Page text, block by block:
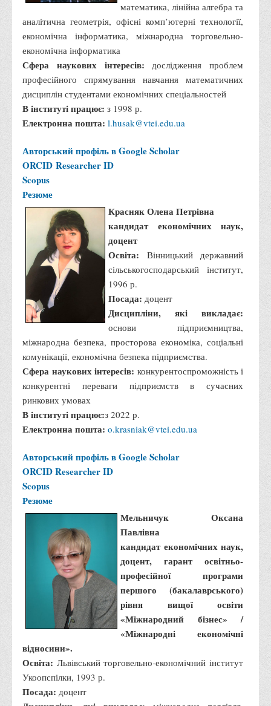
Перелік предметних тестів єдиного вступного фахового
випробування для вступу для здобуття ступеня магістра на
основі НРК6, НРК7
Положення про організацію та проведення вступних
випробувань
Відеозаписи вступних випробувань
Вступникам з ТОТ
Ми в Telegram
Життя інституту
Рада студентського самоврядування
Студентський туристичний клуб "Way to Freedom"
Студентське наукове товариство «ВАТРА»
Асоціація випускників та друзів
Анкета випускника 2020-2026 років
Анкета випускника минулих років
Первинна профспілкова організація
Юридична клініка
Наші досягнення
Літературна сторінка
ВТЕІ волонтерить
ДТЕУ
Історія та місія університету
Структура університету
Адміністрація університету
Університет в рейтингах ЗВО України
Офіційний сайт університету
Фотогалерея
Відеогалерея
ВТЕІ у ЗМІ
математика, лінійна алгебра та
аналітична геометрія, офісні комп’ютерні технології,
економічна інформатика, міжнародна торговельно-
економічна інформатика
Сфера наукових інтересів:дослідження проблем
професійного спрямування навчання математичних
дисциплін студентами економічних спеціальностей
В інституті працює: з 1998 р.
Електронна пошта: l.husak@vtei.edu.ua
Авторський профіль в Google Scholar
ORCID Researcher ID
Scopus
Резюме
Красняк Олена Петрівна
кандидат економічних наук,
доцент
Освіта: Вінницький державний
сільськогосподарський інститут,
1996 р.
Посада: доцент
Дисципліни, які викладає:
основи підприємництва,
міжнародна безпека, просторова економіка, соціальні
комунікації, економічна безпека підприємства.
Сфера наукових інтересів: конкурентоспроможність і
конкурентні переваги підприємств в сучасних
ринкових умовах
В інституті працює:з 2022 р.
Електронна пошта: o.krasniak@vtei.edu.ua
Авторський профіль в Google Scholar
ORCIDResearcher ID
Scopus
Резюме
Мельничук Оксана
Павлівна
кандидат економічних наук,
доцент, гарант освітньо-
професійної програми
першого (бакалаврського)
рівня вищої освіти
«Міжнародний бізнес» /
«Міжнародні економічні
відносини».
Освіта: Львівський торговельно-економічний інститут
Укоопспілки, 1993 р.
Посада: доцент